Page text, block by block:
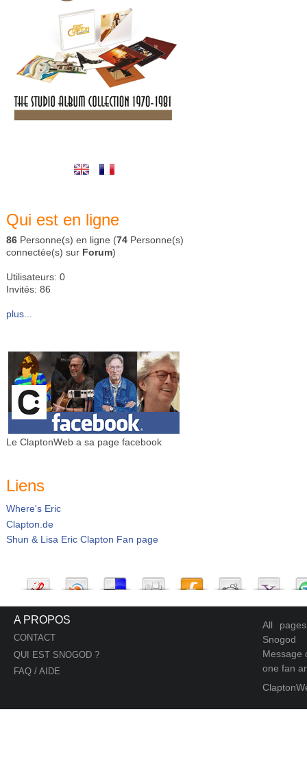
Qui est en ligne
86 Personne(s) en ligne (74 Personne(s)
connectée(s) sur Forum)
Utilisateurs: 0
Invités: 86
plus...
Le ClaptonWeb a sa page facebook
Liens
Where's Eric
Clapton.de
Shun & Lisa Eric Clapton Fan page
A PROPOS
CONTACT
QUI EST SNOGOD ?
FAQ / AIDE
All
Snogod
Message
one fan